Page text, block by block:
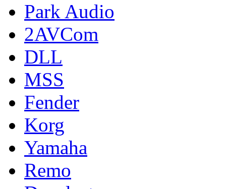
Park Audio
2AVCom
DLL
MSS
Fender
Korg
Yamaha
Remo